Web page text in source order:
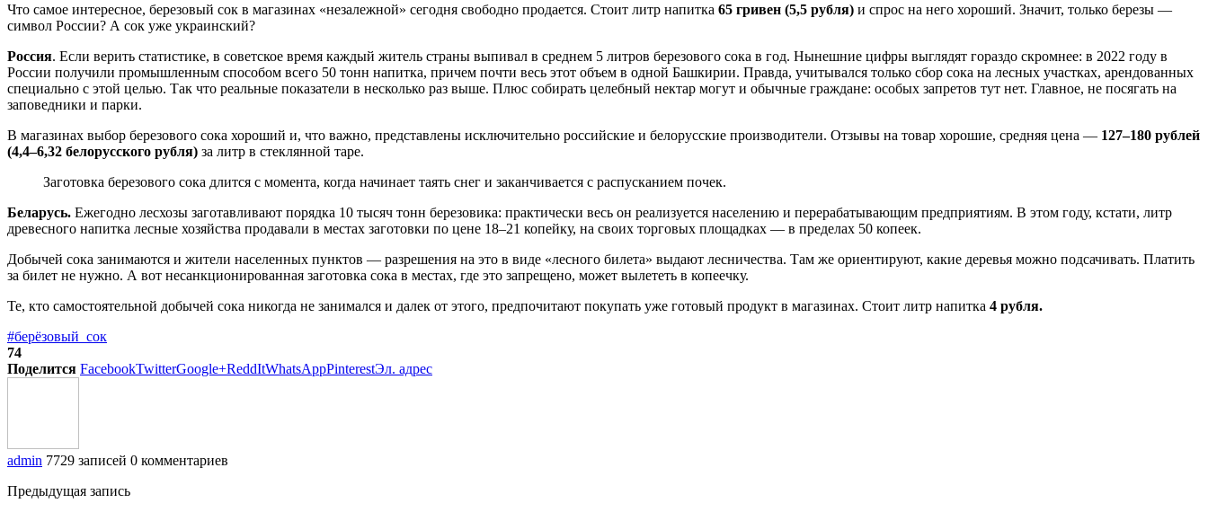
Что самое интересное, березовый сок в магазинах «незалежной» сегодня свободно продается. Стоит литр напитка 65 гривен (5,5 рубля) и спрос на него хороший. Значит, только березы —
символ России? А сок уже украинский?
Россия. Если верить статистике, в советское время каждый житель страны выпивал в среднем 5 литров березового сока в год. Нынешние цифры выглядят гораздо скромнее: в 2022 году в
России получили промышленным способом всего 50 тонн напитка, причем почти весь этот объем в одной Башкирии. Правда, учитывался только сбор сока на лесных участках, арендованных
специально с этой целью. Так что реальные показатели в несколько раз выше. Плюс собирать целебный нектар могут и обычные граждане: особых запретов тут нет. Главное, не посягать на
заповедники и парки.
В магазинах выбор березового сока хороший и, что важно, представлены исключительно российские и белорусские производители. Отзывы на товар хорошие, средняя цена — 127–180 рублей
(4,4–6,32 белорусского рубля) за литр в стеклянной таре.
Заготовка березового сока длится с момента, когда начинает таять снег и заканчивается с распусканием почек.
Беларусь. Ежегодно лесхозы заготавливают порядка 10 тысяч тонн березовика: практически весь он реализуется населению и перерабатывающим предприятиям. В этом году, кстати, литр
древесного напитка лесные хозяйства продавали в местах заготовки по цене 18–21 копейку, на своих торговых площадках — в пределах 50 копеек.
Добычей сока занимаются и жители населенных пунктов — разрешения на это в виде «лесного билета» выдают лесничества. Там же ориентируют, какие деревья можно подсачивать. Платить
за билет не нужно. А вот несанкционированная заготовка сока в местах, где это запрещено, может вылететь в копеечку.
Те, кто самостоятельной добычей сока никогда не занимался и далек от этого, предпочитают покупать уже готовый продукт в магазинах. Стоит литр напитка 4 рубля.
#берёзовый_сок
74
Поделится FacebookTwitterGoogle+ReddItWhatsAppPinterestЭл. адрес
admin 7729 записей 0 комментариев
Предыдущая запись